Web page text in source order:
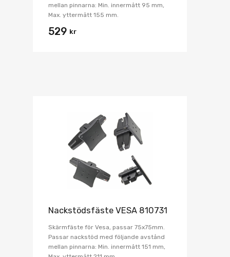
mellan pinnarna: Min. innermått 95 mm,
Max. yttermått 155 mm.
529 kr
Nackstödsfäste VESA 810731
Skärmfäste för Vesa, passar 75x75mm.
Passar nackstöd med följande avstånd
mellan pinnarna: Min. innermått 151 mm,